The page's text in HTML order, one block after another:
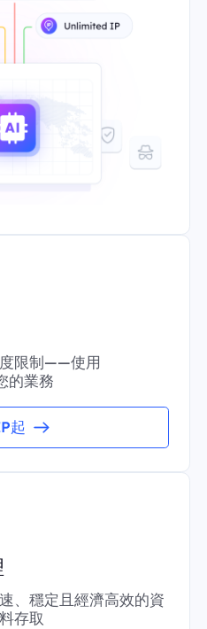
限制——使用
的業務
起
、穩定且經濟高效的資
存取